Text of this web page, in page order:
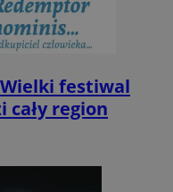
festiwal
cały region